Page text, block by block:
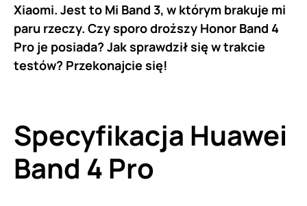
Xiaomi. Jest to Mi Band 3, w którym brakuje mi
paru rzeczy. Czy sporo droższy Honor Band 4
Pro je posiada? Jak sprawdził się w trakcie
testów? Przekonajcie się!
Specyfikacja Huawei
Band 4 Pro